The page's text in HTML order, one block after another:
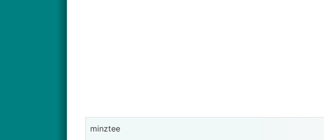
minztee